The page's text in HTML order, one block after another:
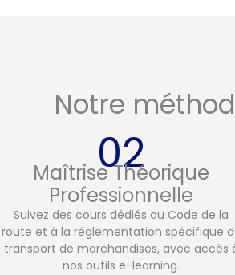
Notre
02
Maîtrise Théorique
Professionnelle
Suivez des cours dédiés au Code de la
route et à la réglementation spécifique
transport de marchandises, avec accès
nos outils e-learning.